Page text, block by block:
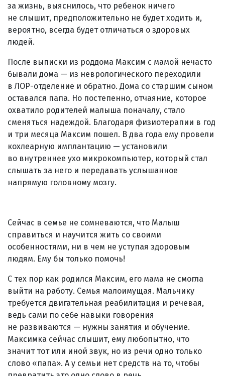
за жизнь, выяснилось, что ребенок ничего
не слышит, предположительно не будет ходить и,
вероятно, всегда будет отличаться о здоровых
людей.
После выписки из роддома Максим с мамой нечасто
бывали дома — из неврологического переходили
в ЛОР-отделение и обратно. Дома со старшим сыном
оставался папа. Но постепенно, отчаяние, которое
охватило родителей малыша поначалу, стало
сменяться надеждой. Благодаря физиотерапии в год
и три месяца Максим пошел. В два года ему провели
кохлеарную имплантацию — установили
во внутреннее ухо микрокомпьютер, который стал
слышать за него и передавать услышанное
напрямую головному мозгу.
Сейчас в семье не сомневаются, что Малыш
справиться и научится жить со своими
особенностями, ни в чем не уступая здоровым
людям. Ему бы только помочь!
С тех пор как родился Максим, его мама не смогла
выйти на работу. Семья малоимущая. Мальчику
требуется двигательная реабилитация и речевая,
ведь сами по себе навыки говорения
не развиваются — нужны занятия и обучение.
Максимка сейчас слышит, ему любопытно, что
значит тот или иной звук, но из речи одно только
слово «папа». А у семьи нет средств на то, чтобы